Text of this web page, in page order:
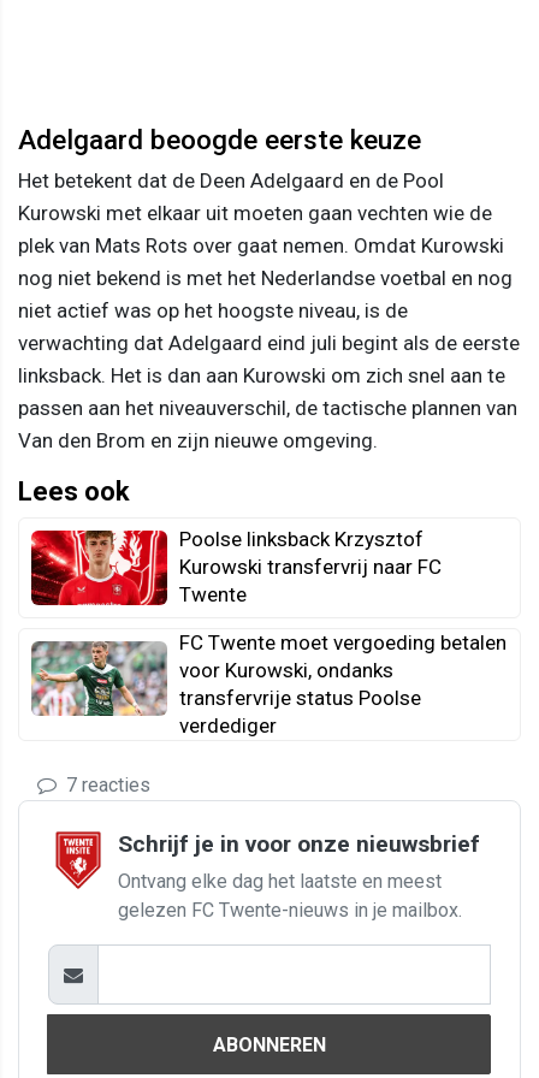
Adelgaard beoogde eerste keuze
Het betekent dat de Deen Adelgaard en de Pool
Kurowski met elkaar uit moeten gaan vechten wie de
plek van Mats Rots over gaat nemen. Omdat Kurowski
nog niet bekend is met het Nederlandse voetbal en nog
niet actief was op het hoogste niveau, is de
verwachting dat Adelgaard eind juli begint als de eerste
linksback. Het is dan aan Kurowski om zich snel aan te
passen aan het niveauverschil, de tactische plannen van
Van den Brom en zijn nieuwe omgeving.
Lees ook
Poolse linksback Krzysztof
Kurowski transfervrij naar FC
Twente
FC Twente moet vergoeding betalen
voor Kurowski, ondanks
transfervrije status Poolse
verdediger
7 reacties
Schrijf je in voor onze nieuwsbrief
Ontvang elke dag het laatste en meest
gelezen FC Twente-nieuws in je mailbox.
ABONNEREN